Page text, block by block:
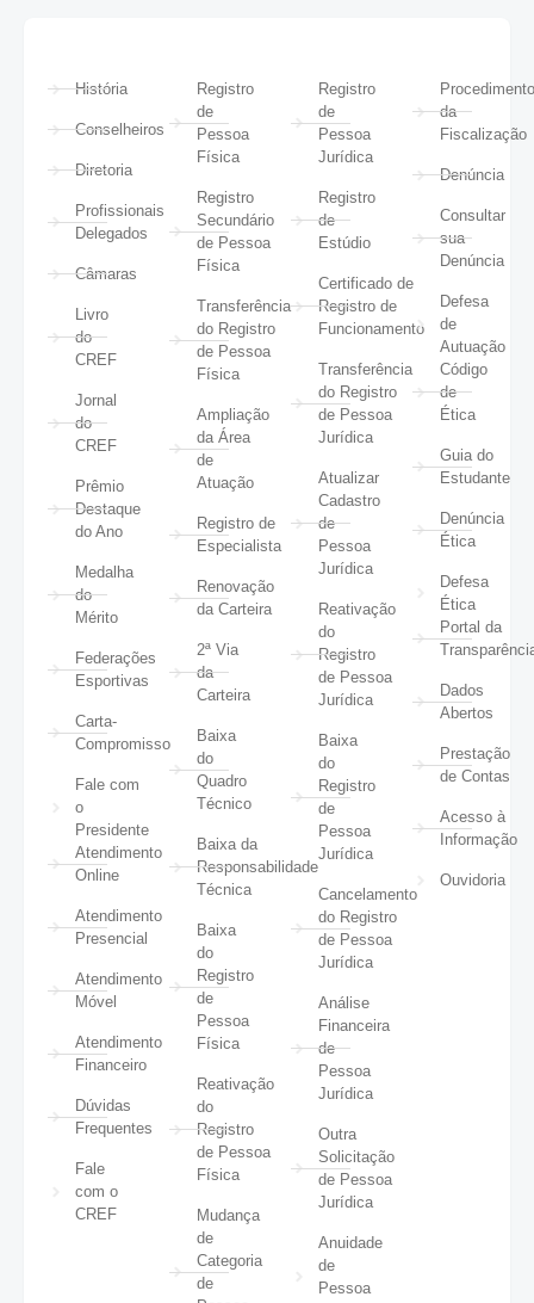
História
Conselheiros
Diretoria
Profissionais
Delegados
Câmaras
Livro
do
CREF
Jornal
do
CREF
Prêmio
Destaque
do Ano
Medalha
do
Mérito
Federações
Esportivas
Carta-
Compromisso
Fale com
o
Presidente
Atendimento
Online
Atendimento
Presencial
Atendimento
Móvel
Atendimento
Financeiro
Dúvidas
Frequentes
Fale
com o
CREF
Registro
de
Pessoa
Física
Registro
Secundário
de Pessoa
Física
Transferência
do Registro
de Pessoa
Física
Ampliação
da Área
de
Atuação
Registro de
Especialista
Renovação
da Carteira
2ª Via
da
Carteira
Baixa
do
Quadro
Técnico
Baixa da
Responsabilidade
Técnica
Baixa
do
Registro
de
Pessoa
Física
Reativação
do
Registro
de Pessoa
Física
Mudança
de
Categoria
de
Registro
de
Pessoa
Jurídica
Registro
de
Estúdio
Certificado de
Registro de
Funcionamento
Transferência
do Registro
de Pessoa
Jurídica
Atualizar
Cadastro
de
Pessoa
Jurídica
Reativação
do
Registro
de Pessoa
Jurídica
Baixa
do
Registro
de
Pessoa
Jurídica
Cancelamento
do Registro
de Pessoa
Jurídica
Análise
Financeira
de
Pessoa
Jurídica
Outra
Solicitação
de Pessoa
Jurídica
Anuidade
de
Pessoa
da
Fiscalização
Denúncia
Consultar
sua
Denúncia
Defesa
de
Autuação
Código
de
Ética
Guia do
Estudante
Denúncia
Ética
Defesa
Ética
Portal da
Dados
Abertos
Prestação
de Contas
Acesso à
Informação
Ouvidoria